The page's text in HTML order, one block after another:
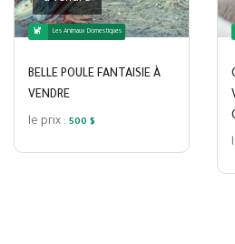
Les Animaux Domestiques
BELLE POULE FANTAISIE À
VENDRE
le prix : 500 $